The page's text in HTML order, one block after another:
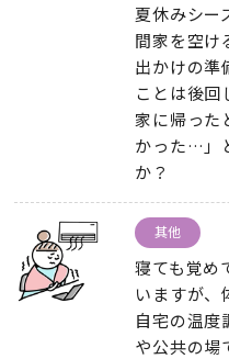
夏休みシー
間家を空け
出かけの準
ことは後回
家に帰った
かった…」
か？
其他
寝ても覚め
いますが、
自宅の温度
や公共の場